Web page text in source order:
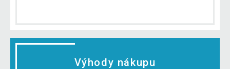
Výhody nákupu